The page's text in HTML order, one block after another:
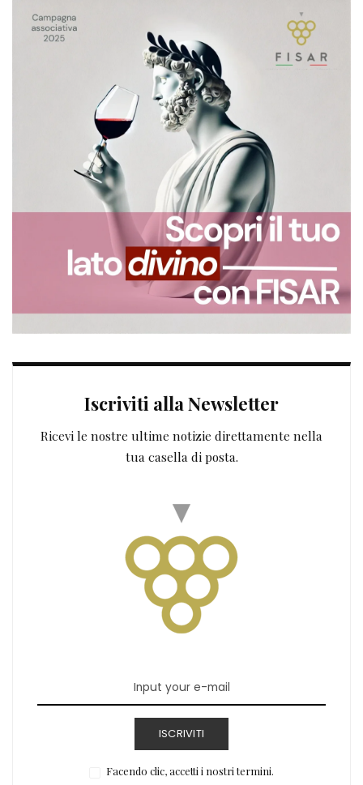
Iscriviti alla Newsletter
Ricevi le nostre ultime notizie direttamente nella
tua casella di posta.
ISCRIVITI
Facendo clic, accetti i nostri termini.